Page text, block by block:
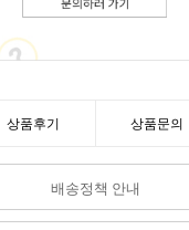
상품후기 상품문의
배송정책 안내